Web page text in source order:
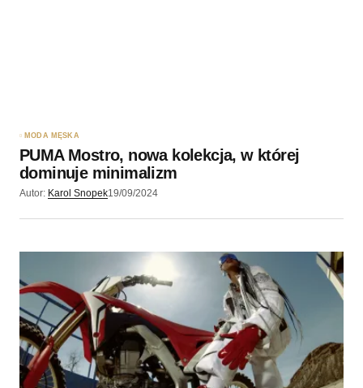
MODA MĘSKA
PUMA Mostro, nowa kolekcja, w której
dominuje minimalizm
Autor: Karol Snopek19/09/2024